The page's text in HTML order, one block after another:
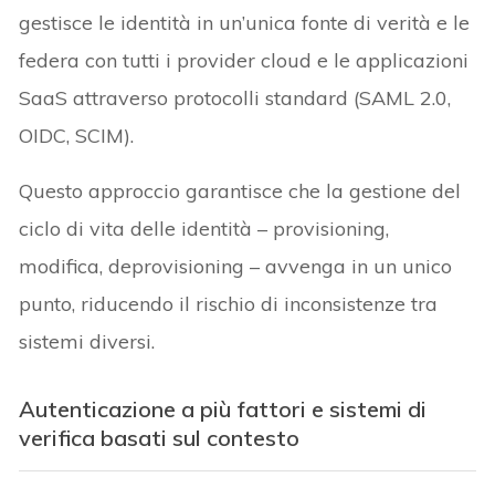
gestisce le identità in un’unica fonte di verità e le
federa con tutti i provider cloud e le applicazioni
SaaS attraverso protocolli standard (SAML 2.0,
OIDC, SCIM).
Questo approccio garantisce che la gestione del
ciclo di vita delle identità – provisioning,
modifica, deprovisioning – avvenga in un unico
punto, riducendo il rischio di inconsistenze tra
sistemi diversi.
Autenticazione a più fattori e sistemi di
verifica basati sul contesto